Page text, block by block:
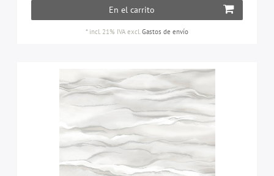
En el carrito
* incl. 21% IVA excl.Gastos de envío